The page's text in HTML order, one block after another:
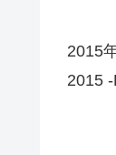
2015
2015